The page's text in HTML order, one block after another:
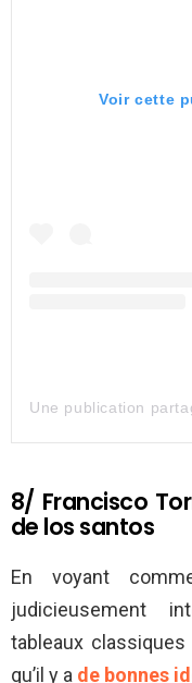
Voir cette
8/ Francisco
de los santos
En voyant
judicieusement
tableaux
qu’il y a de bonnes